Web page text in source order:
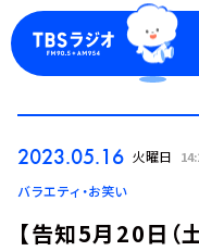
ログイン
2023.05.16 火曜日
バラエティ・お笑い
【告知5月20日